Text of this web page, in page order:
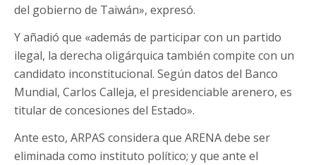
del gobierno de Taiwán», expresó.
Y añadió que «además de participar con un partido
ilegal, la derecha oligárquica también compite con un
candidato inconstitucional. Según datos del Banco
Mundial, Carlos Calleja, el presidenciable arenero, es
titular de concesiones del Estado».
Ante esto, ARPAS considera que ARENA debe ser
eliminada como instituto político; y que ante el